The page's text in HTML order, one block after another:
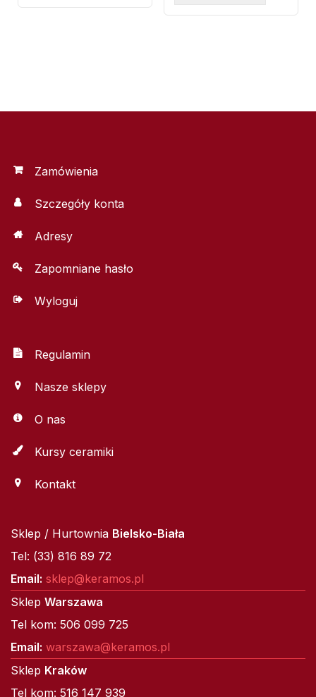
Zamówienia
Szczegóły konta
Adresy
Zapomniane hasło
Wyloguj
Regulamin
Nasze sklepy
O nas
Kursy ceramiki
Kontakt
Sklep / Hurtownia Bielsko-Biała
Tel: (33) 816 89 72
Email: sklep@keramos.pl
Sklep Warszawa
Tel kom: 506 099 725
Email: warszawa@keramos.pl
Sklep Kraków
Tel kom: 516 147 939